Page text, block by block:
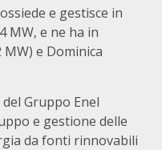
e gestisce in
MW, e ne ha in
e Dominica
Gruppo Enel
e gestione delle
da fonti rinnovabili